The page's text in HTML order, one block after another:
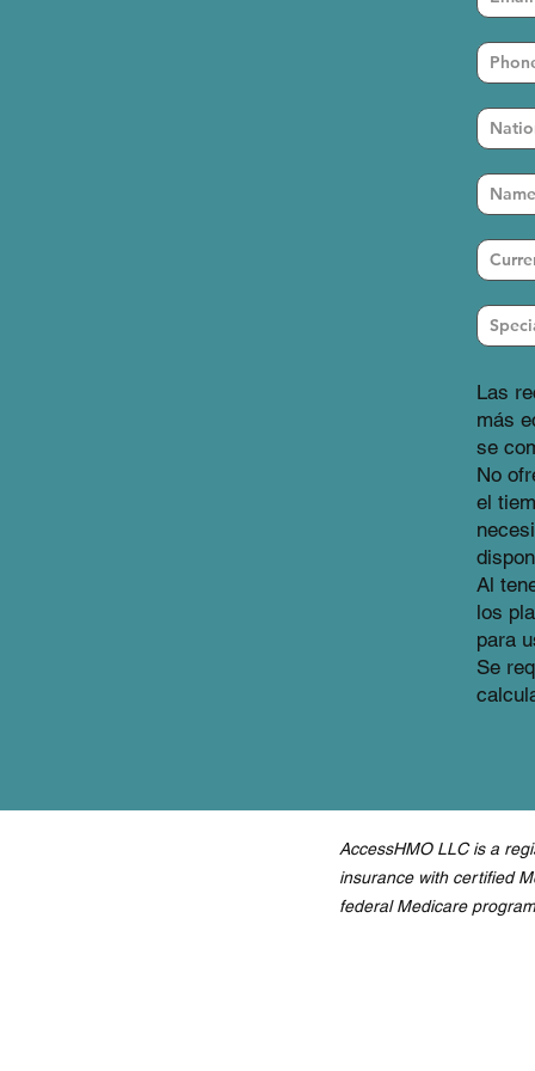
Las
más
se
No
el
Al
los
para
Se
AccessHMO LLC is a
insurance with certified
federal Medicare